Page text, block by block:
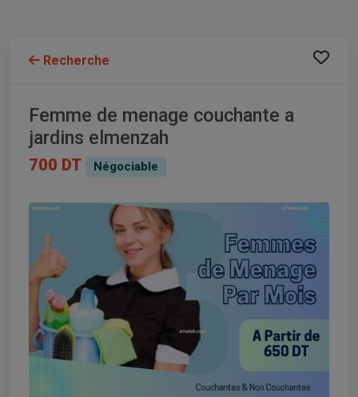
Recherche
Femme de menage couchante a
jardins elmenzah
700 DT Négociable